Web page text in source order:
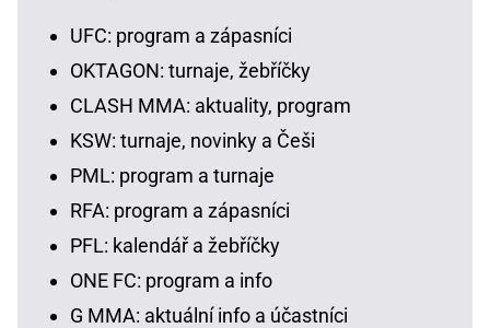
UFC: program a zápasníci
OKTAGON: turnaje, žebříčky
CLASH MMA: aktuality, program
KSW: turnaje, novinky a Češi
PML: program a turnaje
RFA: program a zápasníci
PFL: kalendář a žebříčky
ONE FC: program a info
G MMA: aktuální info a účastníci